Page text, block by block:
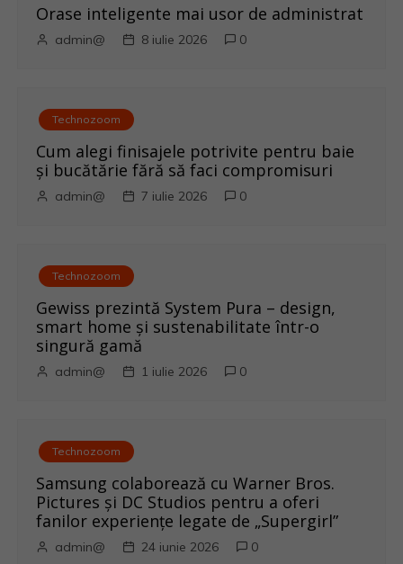
Orase inteligente mai usor de administrat
admin@ 8 iulie 2026 0
Technozoom
Cum alegi finisajele potrivite pentru baie
și bucătărie fără să faci compromisuri
admin@ 7 iulie 2026 0
Technozoom
Gewiss prezintă System Pura – design,
smart home și sustenabilitate într-o
singură gamă
admin@ 1 iulie 2026 0
Technozoom
Samsung colaborează cu Warner Bros.
Pictures și DC Studios pentru a oferi
fanilor experiențe legate de „Supergirl”
admin@ 24 iunie 2026 0